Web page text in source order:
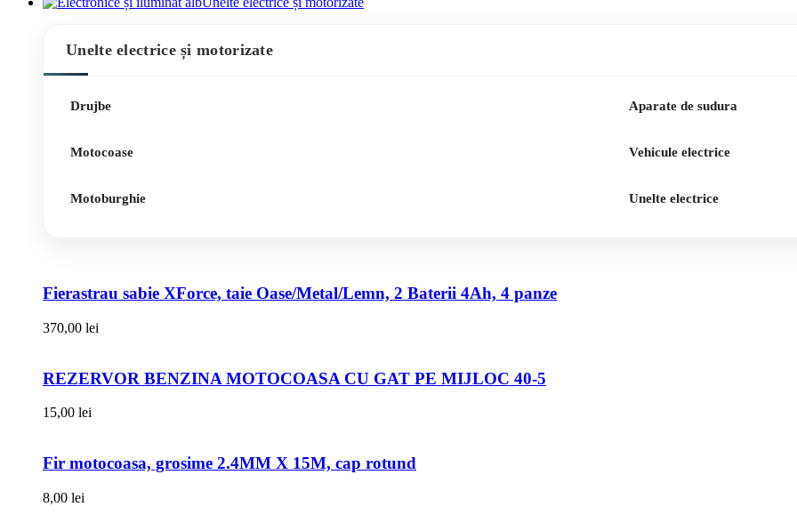
Unelte electrice și motorizate
Drujbe
Motocoase
Motoburghie
Aparate de sudura
Vehicule electrice
Unelte electrice
Fierastrau sabie XForce, taie Oase/Metal/Lemn, 2 Baterii 4Ah, 4 panze
370,00 lei
REZERVOR BENZINA MOTOCOASA CU GAT PE MIJLOC 40-5
15,00 lei
Fir motocoasa, grosime 2.4MM X 15M, cap rotund
8,00 lei